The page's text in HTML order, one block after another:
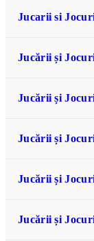
Jucarii si
Jucării și
Jucării și
Jucării și
Jucării și
Jucării și